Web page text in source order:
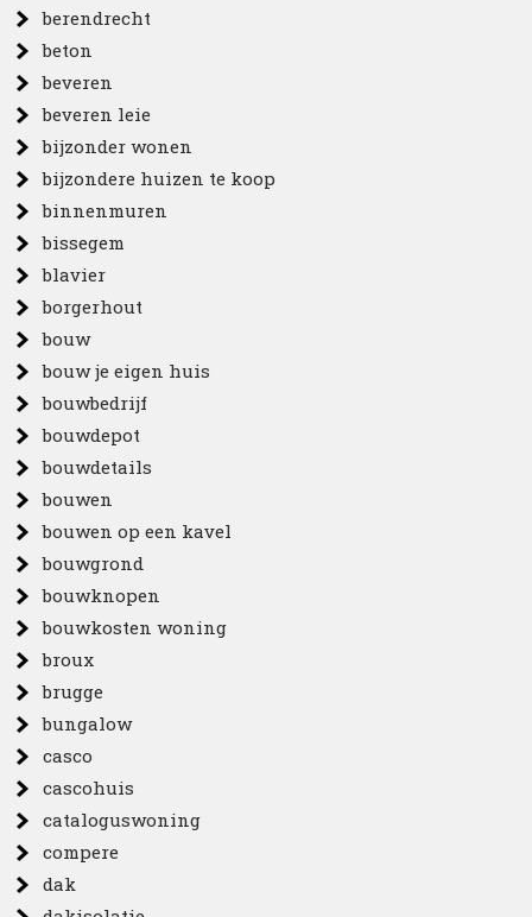
berendrecht
beton
beveren
beveren leie
bijzonder wonen
bijzondere huizen te koop
binnenmuren
bissegem
blavier
borgerhout
bouw
bouw je eigen huis
bouwbedrijf
bouwdepot
bouwdetails
bouwen
bouwen op een kavel
bouwgrond
bouwknopen
bouwkosten woning
broux
brugge
bungalow
casco
cascohuis
cataloguswoning
compere
dak